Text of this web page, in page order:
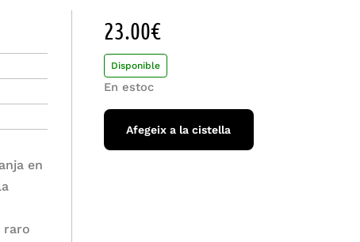
en
raro
23.00€
Disponible
En estoc
Afegeix a la cistella